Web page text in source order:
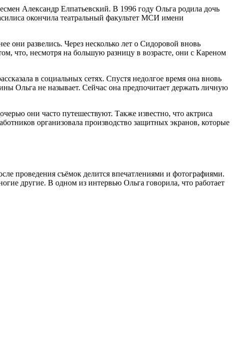
Александр Елпатьевский. В 1996 году Ольга родила дочь
окончила театральный факультет МСИ имени
они развелись. Через несколько лет о Сидоровой вновь
что, несмотря на большую разницу в возрасте, они с Кареном
в социальных сетях. Спустя недолгое время она вновь
Ольга не называет. Сейчас она предпочитает держать личную
они часто путешествуют. Также известно, что актриса
организовала производство защитных экранов, которые
проведения съёмок делится впечатлениями и фотографиями.
другие. В одном из интервью Ольга говорила, что работает